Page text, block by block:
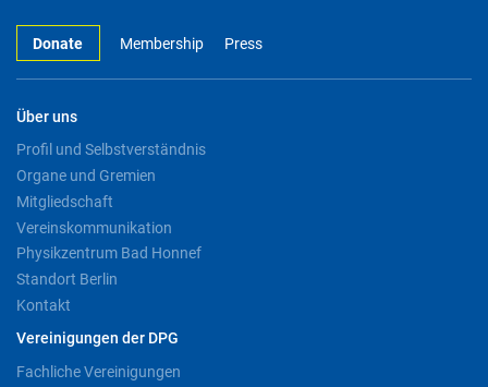
Donate Membership Press
Über uns
Profil und Selbstverständnis
Organe und Gremien
Mitgliedschaft
Vereinskommunikation
Physikzentrum Bad Honnef
Standort Berlin
Kontakt
Vereinigungen der DPG
Fachliche Vereinigungen